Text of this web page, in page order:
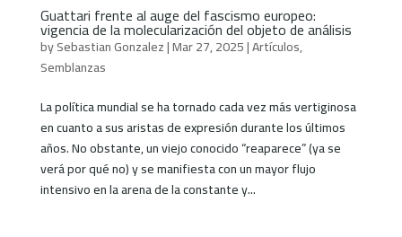
Guattari frente al auge del fascismo europeo:
vigencia de la molecularización del objeto de análisis
bySebastian Gonzalez|Mar 27, 2025|Artículos,
Semblanzas
La política mundial se ha tornado cada vez más vertiginosa
en cuanto a sus aristas de expresión durante los últimos
años. No obstante, un viejo conocido “reaparece” (ya se
verá por qué no) y se manifiesta con un mayor flujo
intensivo en la arena de la constante y...